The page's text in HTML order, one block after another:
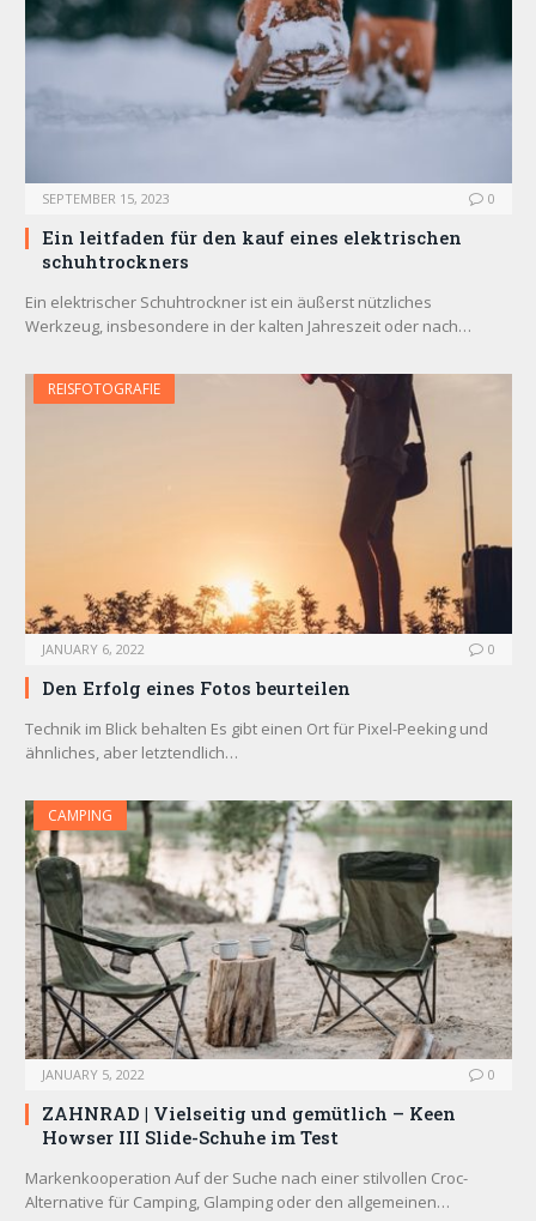
SEPTEMBER 15, 2023 0
Ein leitfaden für den kauf eines elektrischen
schuhtrockners
Ein elektrischer Schuhtrockner ist ein äußerst nützliches
Werkzeug, insbesondere in der kalten Jahreszeit oder nach…
REISFOTOGRAFIE
JANUARY 6, 2022 0
Den Erfolg eines Fotos beurteilen
Technik im Blick behalten Es gibt einen Ort für Pixel-Peeking und
ähnliches, aber letztendlich…
CAMPING
JANUARY 5, 2022 0
ZAHNRAD ​​| Vielseitig und gemütlich – Keen
Howser III Slide-Schuhe im Test
Markenkooperation Auf der Suche nach einer stilvollen Croc-
Alternative für Camping, Glamping oder den allgemeinen…